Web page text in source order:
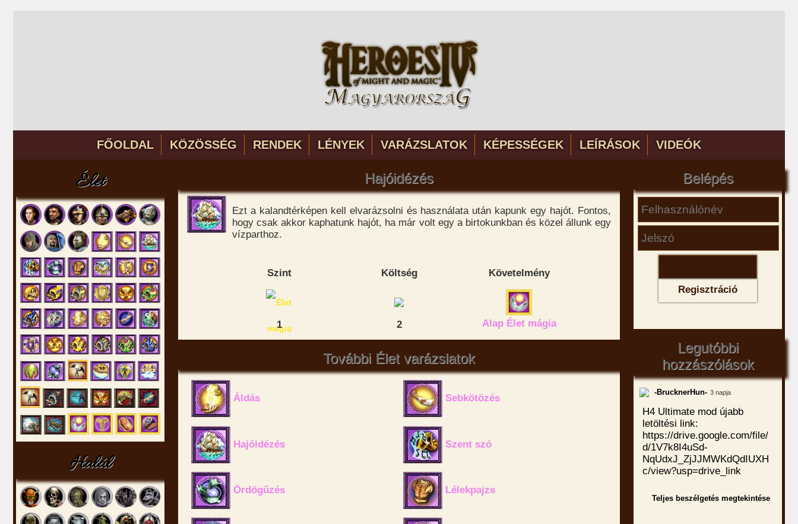
FŐOLDAL KÖZÖSSÉG RENDEK LÉNYEK VARÁZSLATOK KÉPESSÉGEK LEÍRÁSOK VIDEÓK
Élet
Halál
Hajóidézés
Ezt a kalandtérképen kell elvarázsolni és használata után kapunk egy hajót. Fontos,
hogy csak akkor kaphatunk hajót, ha már volt egy a birtokunkban és közel állunk egy
vízparthoz.
Szint
1
Költség
2
Követelmény
Alap Élet mágia
További Élet varázslatok
Áldás Sebkötözés
Hajóidézés Szent szó
Ördögűzés Lélekpajzs
Belépés
Regisztráció
Legutóbbi
hozzászólások
-BrucknerHun- 3 napja
H4 Ultimate mod újabb
letöltési link:
https://drive.google.com/file/
d/1V7k8I4uSd-
NqUdxJ_ZjJJMWKdQdIUXH
c/view?usp=drive_link
Teljes beszélgetés megtekintése